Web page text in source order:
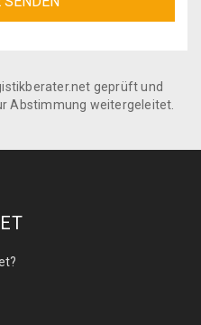
geprüft und
Abstimmung weitergeleitet.